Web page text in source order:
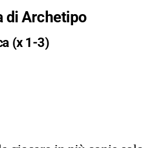
di Archetipo
(x 1-3)